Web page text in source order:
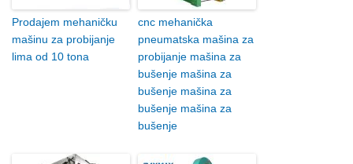
Prodajem mehaničku
mašinu za probijanje
lima od 10 tona
cnc mehanička
pneumatska mašina za
probijanje mašina za
bušenje mašina za
bušenje mašina za
bušenje mašina za
bušenje